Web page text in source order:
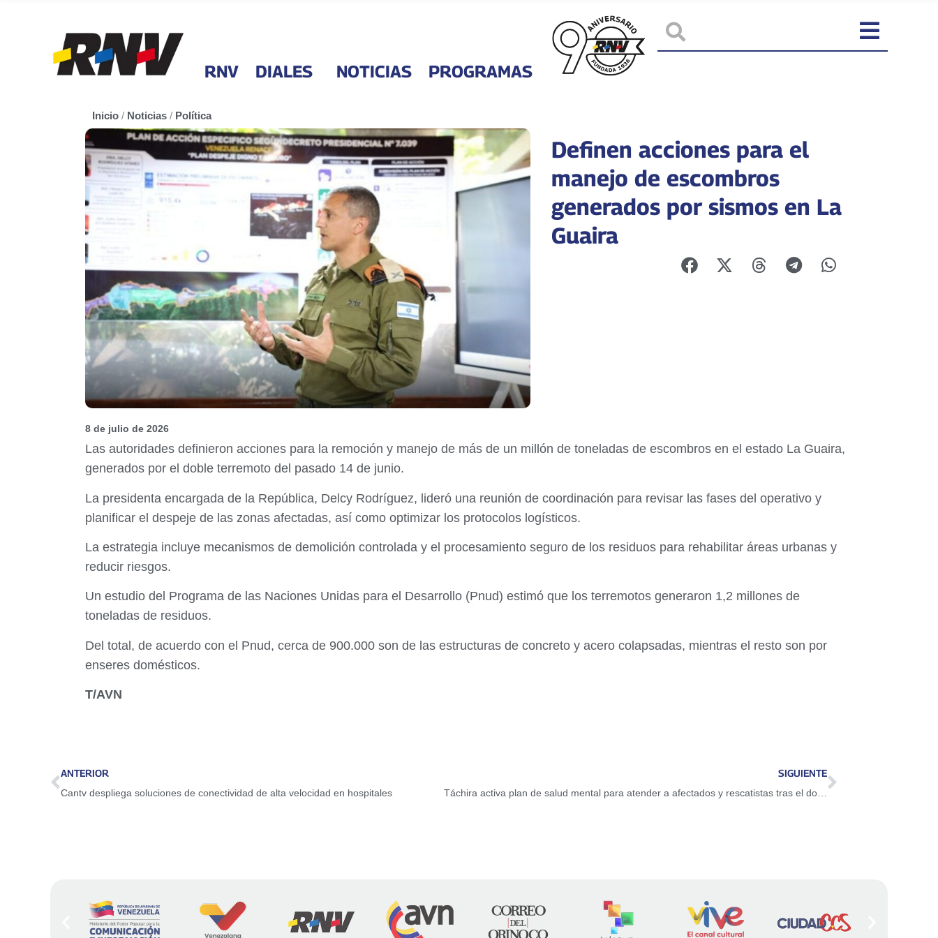
RNV DIALES NOTICIAS PROGRAMAS
Inicio / Noticias / Política
Definen acciones para el
manejo de escombros
generados por sismos en La
Guaira
8 de julio de 2026
Las autoridades definieron acciones para la remoción y manejo de más de un millón de toneladas de escombros en el estado La Guaira,
generados por el doble terremoto del pasado 14 de junio.
La presidenta encargada de la República, Delcy Rodríguez, lideró una reunión de coordinación para revisar las fases del operativo y
planificar el despeje de las zonas afectadas, así como optimizar los protocolos logísticos.
La estrategia incluye mecanismos de demolición controlada y el procesamiento seguro de los residuos para rehabilitar áreas urbanas y
reducir riesgos.
Un estudio del Programa de las Naciones Unidas para el Desarrollo (Pnud) estimó que los terremotos generaron 1,2 millones de
toneladas de residuos.
Del total, de acuerdo con el Pnud, cerca de 900.000 son de las estructuras de concreto y acero colapsadas, mientras el resto son por
enseres domésticos.
T/AVN
ANTERIOR
Cantv despliega soluciones de conectividad de alta velocidad en hospitales
SIGUIENTE